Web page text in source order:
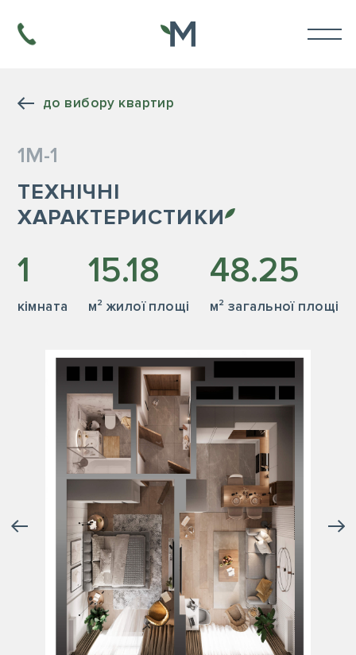
до вибору квартир
1М-1
ТЕХНІЧНІ
ХАРАКТЕРИСТИКИ
1
кiмната
15.18
м² жилої площі
48.25
м² загальної площі